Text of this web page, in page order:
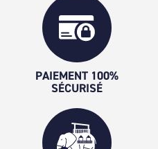
PAIEMENT 100%
SÉCURISÉ